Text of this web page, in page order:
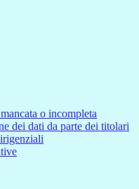
o incompleta
dei dati da parte dei titolari